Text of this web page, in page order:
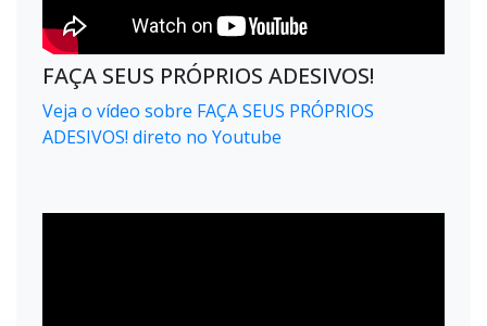
FAÇA SEUS PRÓPRIOS ADESIVOS!
Veja o vídeo sobre FAÇA SEUS PRÓPRIOS
ADESIVOS! direto no Youtube